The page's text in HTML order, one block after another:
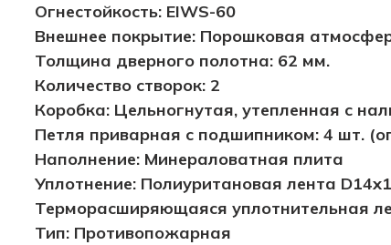
Огнестойкость: EIWS-60
Внешнее покрытие: Порошковая
Толщина дверного полотна: 62 мм.
Количество створок: 2
Коробка: Цельногнутая, утепленная с
Петля приварная с подшипником: 4 шт.
Наполнение: Минераловатная плита
Уплотнение: Полиуритановая лента
Терморасширяющаяся уплотнительная
Тип: Противопожарная